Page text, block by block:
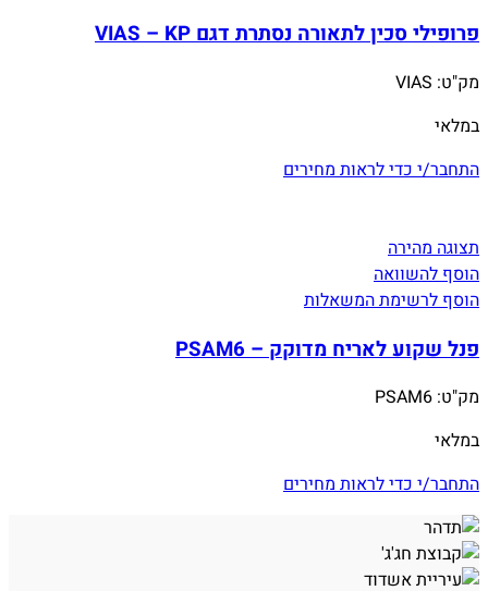
פרופילי סכין לתאורה נסתרת דגם VIAS – KP
מק"ט: VIAS
במלאי
התחבר/י כדי לראות מחירים
תצוגה מהירה
הוסף להשוואה
הוסף לרשימת המשאלות
פנל שקוע לאריח מדוקק – PSAM6
מק"ט: PSAM6
במלאי
התחבר/י כדי לראות מחירים